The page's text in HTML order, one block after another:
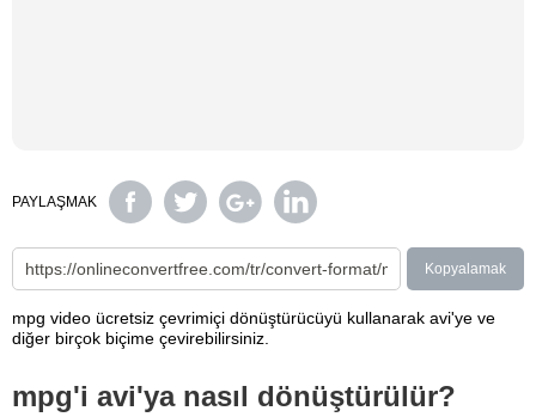
PAYLAŞMAK
Kopyalamak
mpg video ücretsiz çevrimiçi dönüştürücüyü kullanarak avi'ye ve
diğer birçok biçime çevirebilirsiniz.
mpg'i avi'ya nasıl dönüştürülür?